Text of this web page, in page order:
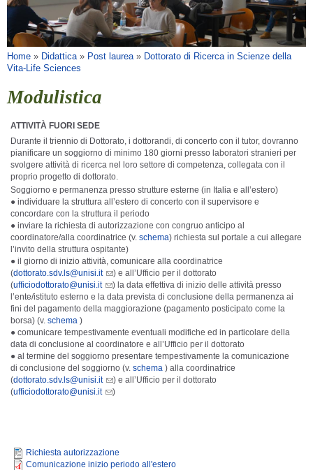
BIBLIOTECHE
SERVIZI
Tu sei qui
Home » Didattica » Post laurea » Dottorato di Ricerca in Scienze della
Vita-Life Sciences
Modulistica
ATTIVITÀ FUORI SEDE
Durante il triennio di Dottorato, i dottorandi, di concerto con il tutor, dovranno
pianificare un soggiorno di minimo 180 giorni presso laboratori stranieri per
svolgere attività di ricerca nel loro settore di competenza, collegata con il
proprio progetto di dottorato.
Soggiorno e permanenza presso strutture esterne (in Italia e all’estero)
● individuare la struttura all’estero di concerto con il supervisore e
concordare con la struttura il periodo
● inviare la richiesta di autorizzazione con congruo anticipo al
coordinatore/alla coordinatrice (v. schema) richiesta sul portale a cui allegare
l’invito della struttura ospitante)
● il giorno di inizio attività, comunicare alla coordinatrice
(dottorato.sdv.ls@unisi.it
) e all’Ufficio per il dottorato
(ufficiodottorato@unisi.it
) la data effettiva di inizio delle attività presso
l’ente/istituto esterno e la data prevista di conclusione della permanenza ai
fini del pagamento della maggiorazione (pagamento posticipato come la
borsa) (v. schema )
● comunicare tempestivamente eventuali modifiche ed in particolare della
data di conclusione al coordinatore e all’Ufficio per il dottorato
● al termine del soggiorno presentare tempestivamente la comunicazione
di conclusione del soggiorno (v. schema ) alla coordinatrice
(dottorato.sdv.ls@unisi.it
) e all’Ufficio per il dottorato
(ufficiodottorato@unisi.it )
Richiesta autorizzazione
Comunicazione inizio periodo all'estero